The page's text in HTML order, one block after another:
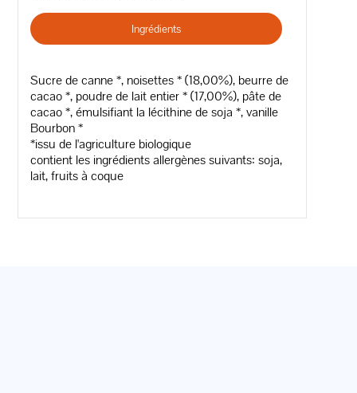
Ingrédients
Sucre de canne *, noisettes * (18,00%), beurre de
cacao *, poudre de lait entier * (17,00%), pâte de
cacao *, émulsifiant la lécithine de soja *, vanille
Bourbon *
*issu de l'agriculture biologique
contient les ingrédients allergènes suivants: soja,
lait, fruits à coque